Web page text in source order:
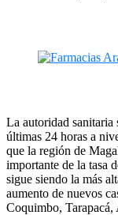
La autoridad sanitaria
últimas 24 horas a
que la región de
importante de la tasa
sigue siendo la más
aumento de nuevos
Coquimbo,